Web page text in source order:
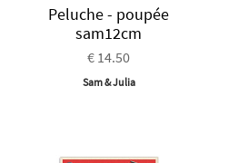
Peluche - poupée
sam12cm
€ 14.50
Sam & Julia